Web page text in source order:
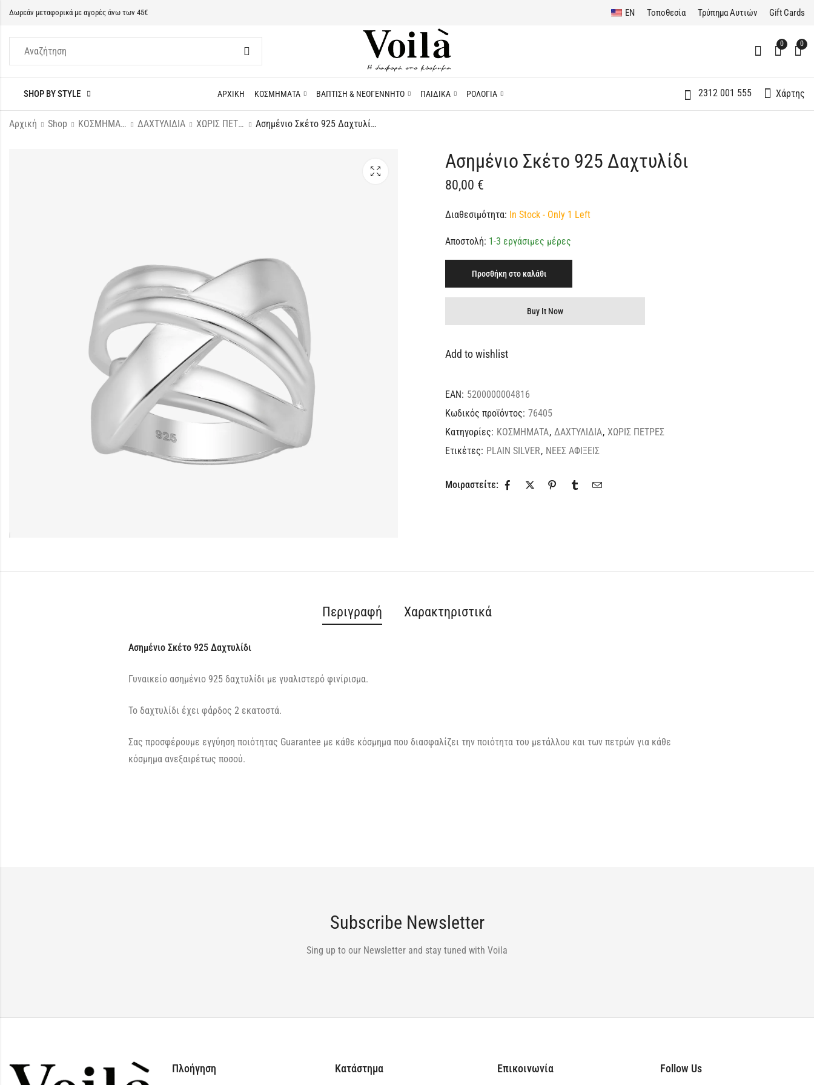
Δωρεάν μεταφορικά με αγορές άνω των 45€ EN Τοποθεσία Τρύπημα Αυτιών Gift Cards
0 0
SHOP BY STYLE ΑΡΧΙΚΗ ΚΟΣΜΗΜΑΤΑ ΒΑΠΤΙΣΗ & ΝΕΟΓΕΝΝΗΤΟ ΠΑΙΔΙΚΑ ΡΟΛΟΓΙΑ 2312 001 555 Χάρτης
Αρχική Shop ΚΟΣΜΗΜΑΤΑ ΔΑΧΤΥΛΙΔΙΑ ΧΩΡΙΣ ΠΕΤΡΕΣ Ασημένιο Σκέτο 925 Δαχτυλίδι
Ασημένιο Σκέτο 925 Δαχτυλίδι
80,00 €
Διαθεσιμότητα: In Stock - Only 1 Left
Αποστολή: 1-3 εργάσιμες μέρες
Προσθήκη στο καλάθι
Buy It Now
Add to wishlist
EAN: 5200000004816
Κωδικός προϊόντος: 76405
Κατηγορίες: ΚΟΣΜΗΜΑΤΑ, ΔΑΧΤΥΛΙΔΙΑ, ΧΩΡΙΣ ΠΕΤΡΕΣ
Ετικέτες: PLAIN SILVER, ΝΕΕΣ ΑΦΙΞΕΙΣ
Μοιραστείτε:
Περιγραφή Χαρακτηριστικά
Ασημένιο Σκέτο 925 Δαχτυλίδι
Γυναικείο ασημένιο 925 δαχτυλίδι με γυαλιστερό φινίρισμα.
Το δαχτυλίδι έχει φάρδος 2 εκατοστά.
Σας προσφέρουμε εγγύηση ποιότητας Guarantee με κάθε κόσμημα που διασφαλίζει την ποιότητα του μετάλλου και των πετρών για κάθε
κόσμημα ανεξαιρέτως ποσού.
Subscribe Newsletter
Sing up to our Newsletter and stay tuned with Voila
Πλοήγηση Κατάστημα Επικοινωνία Follow Us